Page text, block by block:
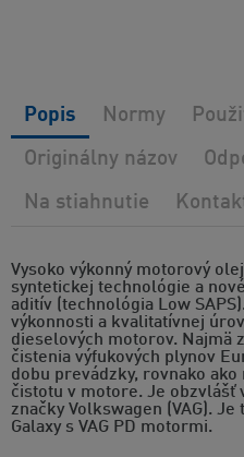
Vysoko výkonný motorový
syntetickej technológie a
aditív (technológia Low
výkonnosti a kvalitatívnej
dieselových motorov. Najmä
čistenia výfukových plynov
dobu prevádzky, rovnako
čistotu v motore. Je obzvlášť
značky Volkswagen (VAG).
Galaxy s VAG PD motormi.
Popis Normy
Originálny názov
Na stiahnutie